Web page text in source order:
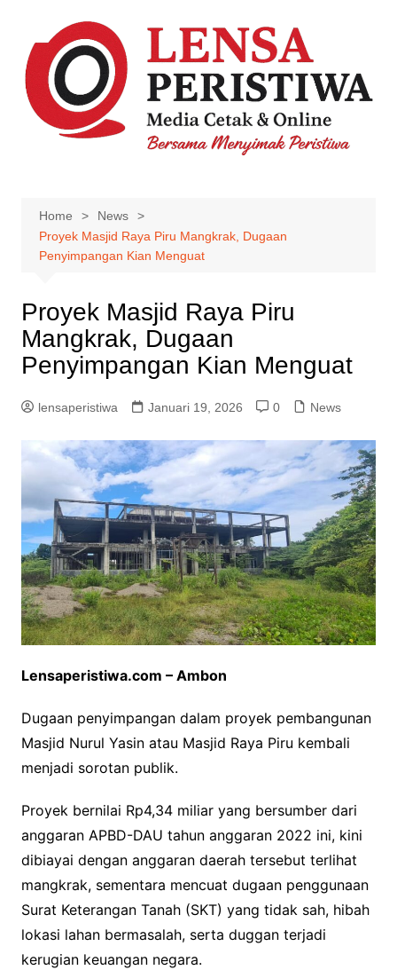
content
Home
News
Proyek Masjid Raya Piru Mangkrak, Dugaan
Penyimpangan Kian Menguat
Proyek Masjid Raya Piru
Mangkrak, Dugaan
Penyimpangan Kian Menguat
lensaperistiwa Januari 19, 2026 0 News
Lensaperistiwa.com – Ambon
Dugaan penyimpangan dalam proyek pembangunan
Masjid Nurul Yasin atau Masjid Raya Piru kembali
menjadi sorotan publik.
Proyek bernilai Rp4,34 miliar yang bersumber dari
anggaran APBD-DAU tahun anggaran 2022 ini, kini
dibiayai dengan anggaran daerah tersebut terlihat
mangkrak, sementara mencuat dugaan penggunaan
Surat Keterangan Tanah (SKT) yang tidak sah, hibah
lokasi lahan bermasalah, serta duggan terjadi
kerugian keuangan negara.